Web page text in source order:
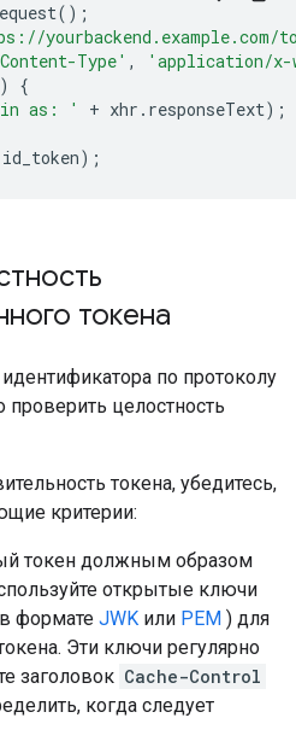
();
yourbackend.example.com/
Type' ,
'application/x-
{
in as: ' + xhr . responseText);
id_token);
токена
по протоколу
проверить целостность
токена, убедитесь,
критерии:
токен должным образом
открытые ключи
формате JWK или PEM ) для
Эти ключи регулярно
заголовок Cache-Control
когда следует